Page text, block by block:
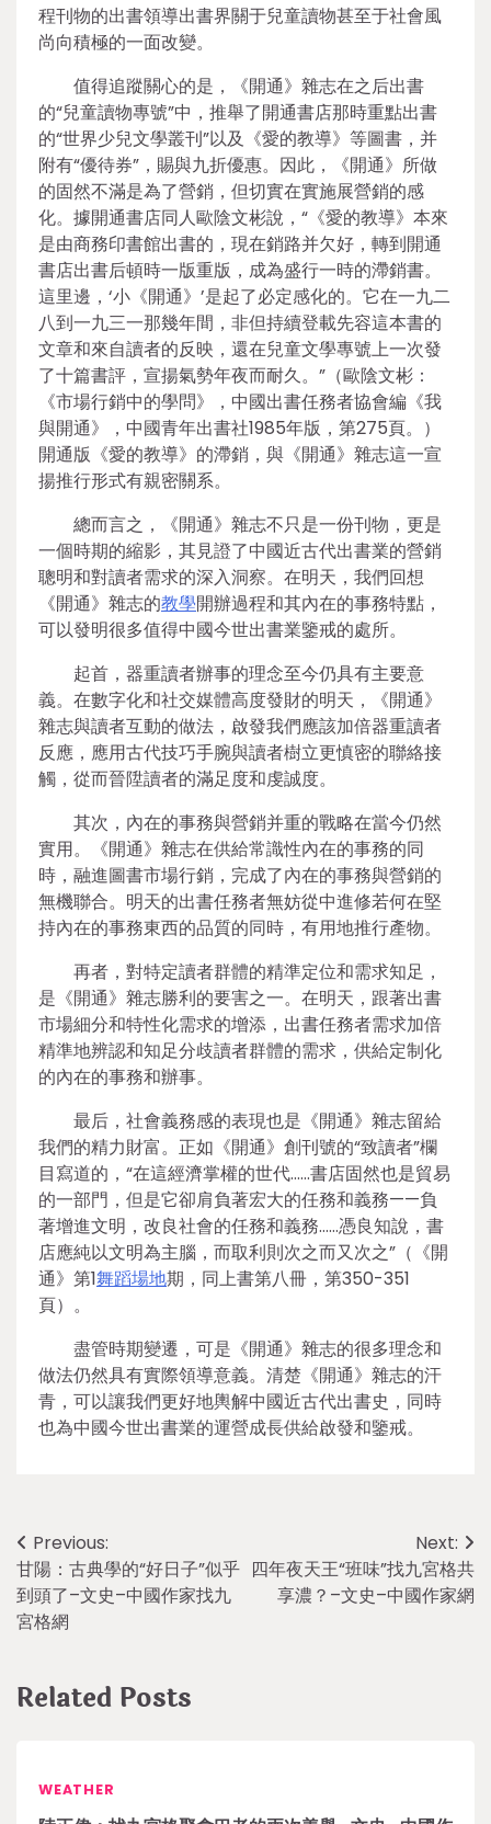
程刊物的出書領導出書界關于兒童讀物甚至于社會風
尚向積極的一面改變。
值得追蹤關心的是，《開通》雜志在之后出書
的“兒童讀物專號”中，推舉了開通書店那時重點出書
的“世界少兒文學叢刊”以及《愛的教導》等圖書，并
附有“優待券”，賜與九折優惠。因此，《開通》所做
的固然不滿是為了營銷，但切實在實施展營銷的感
化。據開通書店同人歐陰文彬說，“《愛的教導》本來
是由商務印書館出書的，現在銷路并欠好，轉到開通
書店出書后頓時一版重版，成為盛行一時的滯銷書。
這里邊，‘小《開通》’是起了必定感化的。它在一九二
八到一九三一那幾年間，非但持續登載先容這本書的
文章和來自讀者的反映，還在兒童文學專號上一次發
了十篇書評，宣揚氣勢年夜而耐久。”（歐陰文彬：
《市場行銷中的學問》，中國出書任務者協會編《我
與開通》，中國青年出書社1985年版，第275頁。）
開通版《愛的教導》的滯銷，與《開通》雜志這一宣
揚推行形式有親密關系。
總而言之，《開通》雜志不只是一份刊物，更是
一個時期的縮影，其見證了中國近古代出書業的營銷
聰明和對讀者需求的深入洞察。在明天，我們回想
《開通》雜志的教學開辦過程和其內在的事務特點，
可以發明很多值得中國今世出書業鑒戒的處所。
起首，器重讀者辦事的理念至今仍具有主要意
義。在數字化和社交媒體高度發財的明天，《開通》
雜志與讀者互動的做法，啟發我們應該加倍器重讀者
反應，應用古代技巧手腕與讀者樹立更慎密的聯絡接
觸，從而晉陞讀者的滿足度和虔誠度。
其次，內在的事務與營銷并重的戰略在當今仍然
實用。《開通》雜志在供給常識性內在的事務的同
時，融進圖書市場行銷，完成了內在的事務與營銷的
無機聯合。明天的出書任務者無妨從中進修若何在堅
持內在的事務東西的品質的同時，有用地推行產物。
再者，對特定讀者群體的精準定位和需求知足，
是《開通》雜志勝利的要害之一。在明天，跟著出書
市場細分和特性化需求的增添，出書任務者需求加倍
精準地辨認和知足分歧讀者群體的需求，供給定制化
的內在的事務和辦事。
最后，社會義務感的表現也是《開通》雜志留給
我們的精力財富。正如《開通》創刊號的“致讀者”欄
目寫道的，“在這經濟掌權的世代……書店固然也是貿易
的一部門，但是它卻肩負著宏大的任務和義務——負
著增進文明，改良社會的任務和義務……憑良知說，書
店應純以文明為主腦，而取利則次之而又次之”（《開
通》第1舞蹈場地期，同上書第八冊，第350-351
頁）。
盡管時期變遷，可是《開通》雜志的很多理念和
做法仍然具有實際領導意義。清楚《開通》雜志的汗
青，可以讓我們更好地輿解中國近古代出書史，同時
也為中國今世出書業的運營成長供給啟發和鑒戒。
Post
navigation
Previous:
甘陽：古典學的“好日子”似乎
到頭了–文史–中國作家找九
宮格網
Next:
四年夜天王“班味”找九宮格共
享濃？–文史–中國作家網
Related Posts
WEATHER